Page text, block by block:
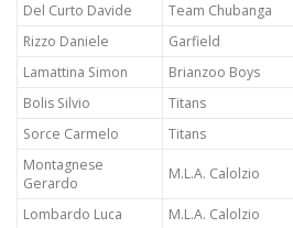
Del Curto Davide
Team Chubanga
Rizzo Daniele
Garfield
Lamattina Simon
Brianzoo Boys
Bolis Silvio
Titans
Sorce Carmelo
Titans
Montagnese
Gerardo
M.L.A. Calolzio
Lombardo Luca M.L.A. Calolzio